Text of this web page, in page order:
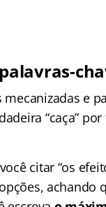
e
“caça”
citar “os
achando